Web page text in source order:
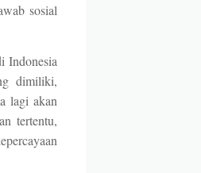
sosial
Indonesia
dimiliki,
lagi akan
tertentu,